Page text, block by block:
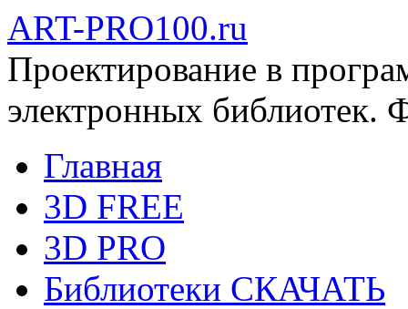
ART-PRO100.ru
Проектирование в
электронных библиотек.
Главная
3D FREE
3D PRO
Библиотеки СКАЧАТЬ